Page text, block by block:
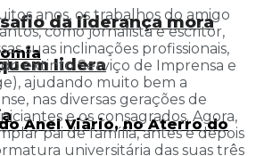
da liderança mora
lidera
anos, os trabalhos do amigo
como jornalista e escritor,
suas inclinações profissionais,
extinto Serviço de Imprensa e
ajudando muito bem a
nas diversas gerações de
e os consagrados. Agora,
pai de família, antes e depois
universitária das suas três